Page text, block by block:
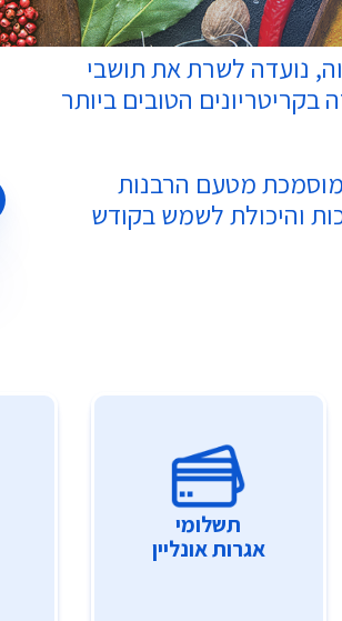
נועדה לשרת את תושבי
הטובים ביותר
מטעם הרבנות
והיכולת לשמש בקודש
תשלומי
אגרות אונליין